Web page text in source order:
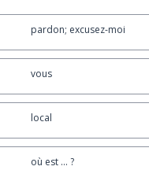
pardon; excusez-moi
vous
local
où est ... ?